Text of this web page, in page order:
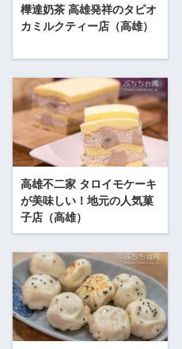
樺達奶茶 高雄発祥のタピオ
カミルクティー店（高雄）
高雄不二家 タロイモケーキ
が美味しい！地元の人気菓
子店（高雄）